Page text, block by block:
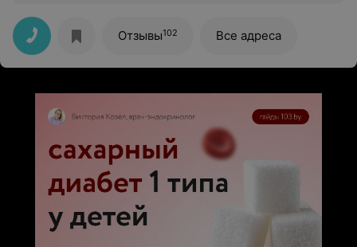
стажем очень помогает и старается всегда внести
нотку позитива. Очень благодарен ему за
квалифицированную консультацию и
доброжелательное отношение.
Отзывы102 Все адреса